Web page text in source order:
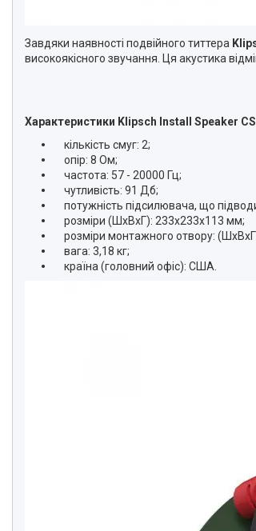
Завдяки наявності подвійного титтера
високоякісного звучання. Ця акустика
Характеристики Klipsch Install Speaker
кількість смуг: 2;
опір: 8 Ом;
частота: 57 - 20000 Гц;
чутливість: 91 Дб;
потужність підсилювача, що
розміри (ШхВхГ): 233х233х113 мм;
розміри монтажного отвору:
вага: 3,18 кг;
країна (головний офіс): США.